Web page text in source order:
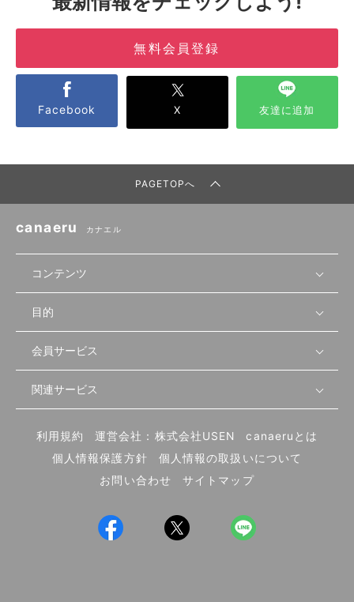
無料会員登録
Facebook X 友達に追加
PAGETOPへ
canaeru カナエル
コンテンツ
無料開業相談
セミナー情報
セミナー動画
物件を探す
首都圏
北海道
先輩開業者の声
開業・経営に関する記事
編集ポリシー
業態別の開業方法
UIターン開業特集
目的
店舗運営
物件
内装・設備
食材・仕入れ
会員サービス
会員登録
ログイン
関連サービス
飲食店サクセスガイド（外部サイト）
利用規約 運営会社：株式会社USEN
canaeruとは
個人情報保護方針
個人情報の取扱いについて
お問い合わせ
サイトマップ